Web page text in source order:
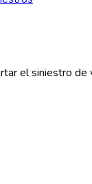
el siniestro de